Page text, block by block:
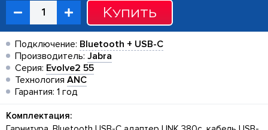
Купить
Подключение: Bluetooth + USB-C
Производитель: Jabra
Серия: Evolve2 55
Технология ANC
Гарантия: 1 год
Комплектация: